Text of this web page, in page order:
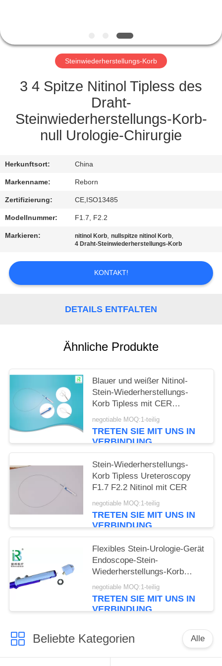
SIE
MIT
VERBINDUNG
FORDERN
EIN
ZITAT
SITEMAP
PRIVACY
POLICY
Steinwiederherstellungs-Korb
3 4 Spitze Nitinol Tipless des
Draht-
Steinwiederherstellungs-Korb-
null Urologie-Chirurgie
Herkunftsort: China
Markenname: Reborn
Zertifizierung: CE,ISO13485
Modellnummer: F1.7, F2.2
Markieren: nitinol Korb,nullspitze nitinol Korb,
4 Draht-Steinwiederherstellungs-Korb
KONTAKT!
DETAILS ENTFALTEN
Ähnliche Produkte
Blauer und weißer Nitinol-
Stein-Wiederherstellungs-
Korb Tipless mit CER
ISO13485
negotiable MOQ:1-teilig
TRETEN SIE MIT UNS IN
VERBINDUNG
Stein-Wiederherstellungs-
Korb Tipless Ureteroscopy
F1.7 F2.2 Nitinol mit CER
negotiable MOQ:1-teilig
TRETEN SIE MIT UNS IN
VERBINDUNG
Flexibles Stein-Urologie-Gerät
Endoscope-Stein-
Wiederherstellungs-Korb
Tipless Ngage
negotiable MOQ:1-teilig
TRETEN SIE MIT UNS IN
VERBINDUNG
Beliebte Kategorien Alle